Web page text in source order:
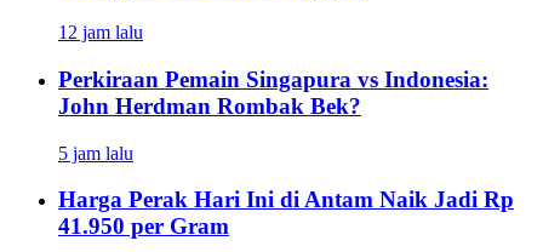
12 jam lalu
Perkiraan Pemain Singapura vs Indonesia:
John Herdman Rombak Bek?
5 jam lalu
Harga Perak Hari Ini di Antam Naik Jadi Rp
41.950 per Gram